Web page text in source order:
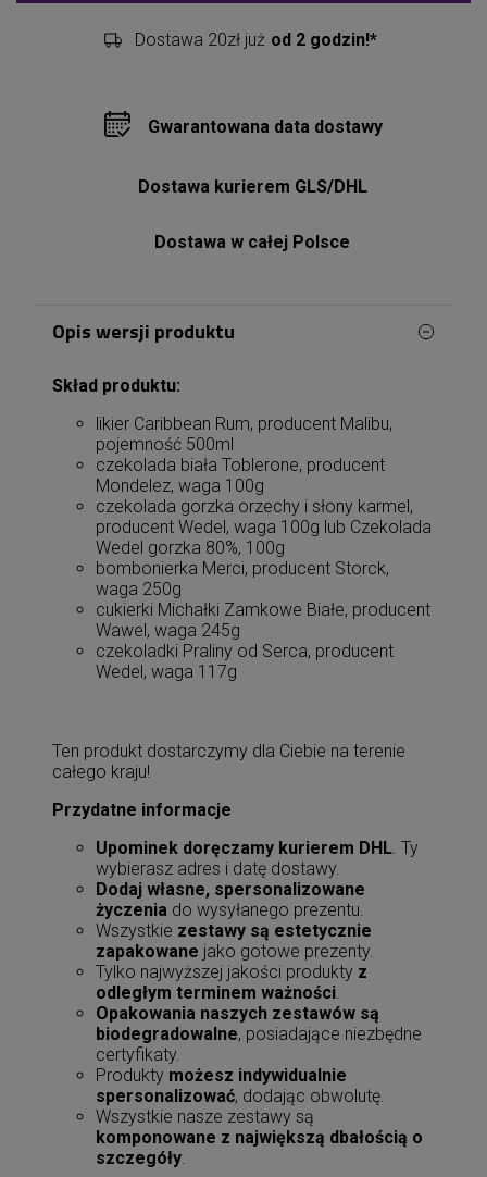
Dostawa 20zł już od 2 godzin!*
Gwarantowana data dostawy
Dostawa kurierem GLS/DHL
Dostawa w całej Polsce
Opis wersji produktu
Skład produktu:
likier Caribbean Rum, producent Malibu,
pojemność 500ml
czekolada biała Toblerone, producent
Mondelez, waga 100g
czekolada gorzka orzechy i słony karmel,
producent Wedel, waga 100g lub Czekolada
Wedel gorzka 80%, 100g
bombonierka Merci, producent Storck,
waga 250g
cukierki Michałki Zamkowe Białe, producent
Wawel, waga 245g
czekoladki Praliny od Serca, producent
Wedel, waga 117g
Ten produkt dostarczymy dla Ciebie na terenie
całego kraju!
Przydatne informacje
Upominek doręczamy kurierem DHL. Ty
wybierasz adres i datę dostawy.
Dodaj własne, spersonalizowane
życzenia do wysyłanego prezentu.
Wszystkie zestawy są estetycznie
zapakowane jako gotowe prezenty.
Tylko najwyższej jakości produkty z
odległym terminem ważności.
Opakowania naszych zestawów są
biodegradowalne, posiadające niezbędne
certyfikaty.
Produkty możesz indywidualnie
spersonalizować, dodając obwolutę.
Wszystkie nasze zestawy są
komponowane z największą dbałością o
szczegóły.